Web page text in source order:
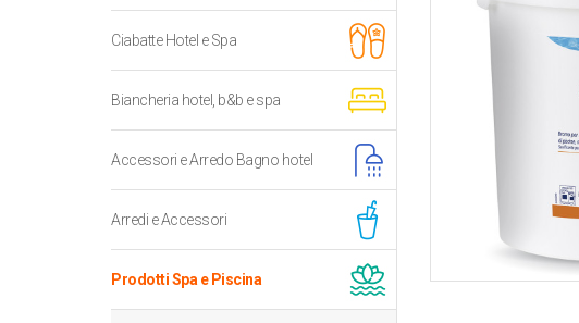
Ciabatte Hotel e Spa
Biancheria hotel, b&b e spa
Accessori e Arredo Bagno hotel
Arredi e Accessori
Prodotti Spa e Piscina